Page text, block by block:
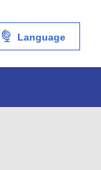
Language